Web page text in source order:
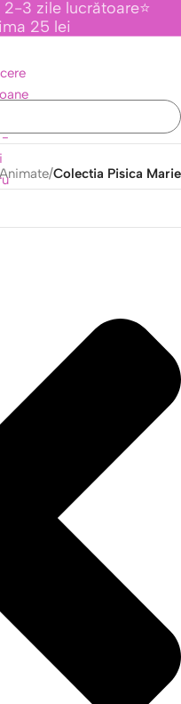
2-3 zile lucrătoare⭐
25 lei
/Colectia Pisica Marie